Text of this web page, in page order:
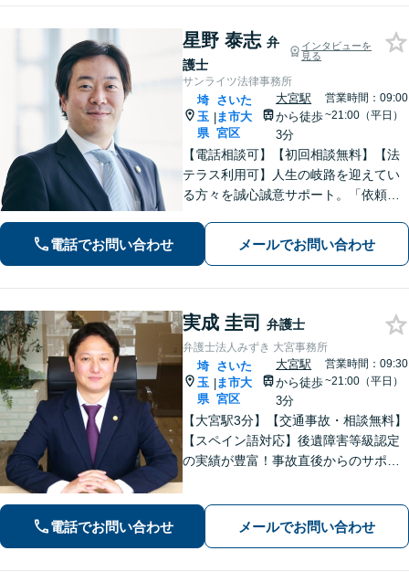
星野 泰志 弁
護士
インタビューを
見る
サンライツ法律事務所
埼
玉
県
|
さいた
ま市大
宮区
大宮駅
から徒歩
3分
営業時間：09:00
~21:00（平日）
【電話相談可】【初回相談無料】【法
テラス利用可】人生の岐路を迎えてい
る方々を誠心誠意サポート。「依頼者
女問題／借金問題／相続／企業法務／
刑事事件／交通事故／労働問題など、
電話でお問い合わせ メールでお問い合わせ
実成 圭司 弁護士
弁護士法人みずき 大宮事務所
埼
玉
県
|
さいた
ま市大
宮区
大宮駅
から徒歩
3分
営業時間：09:30
~21:00（平日）
【大宮駅3分】【交通事故・相談無料】
【スペイン語対応】後遺障害等級認定
の実績が豊富！事故直後からのサポー
実績あり」最適な債務整理手段をご提
案【分割・後払い応相談】
電話でお問い合わせ メールでお問い合わせ